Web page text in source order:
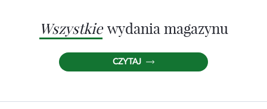
Wszystkie wydania magazynu
CZYTAJ